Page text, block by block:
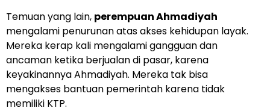
Temuan yang lain, perempuan Ahmadiyah
mengalami penurunan atas akses kehidupan layak.
Mereka kerap kali mengalami gangguan dan
ancaman ketika berjualan di pasar, karena
keyakinannya Ahmadiyah. Mereka tak bisa
mengakses bantuan pemerintah karena tidak
memiliki KTP.